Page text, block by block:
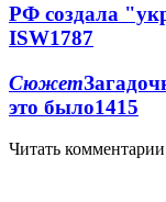
РФ создала
ISW1787
Сюжет
это было1415
Читать комментарии